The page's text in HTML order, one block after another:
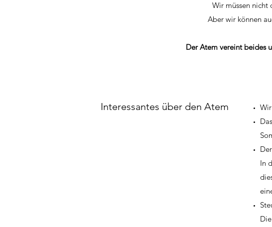
Wir müssen nicht
Aber wir können
Der Atem vereint beides
Interessantes über den Atem
In